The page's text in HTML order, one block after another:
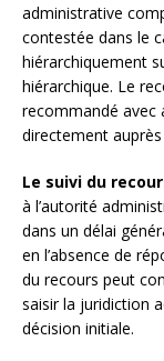
administrative
contestée dans le
hiérarchiquement
hiérarchique. Le
recommandé avec
directement
Le suivi du
à l’autorité
dans un délai
en l’absence de
du recours peut
saisir la juridiction
décision initiale.